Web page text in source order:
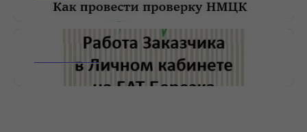
___________________